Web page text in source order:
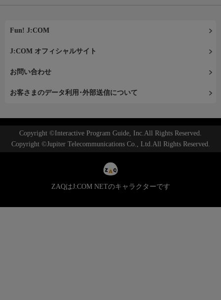
Fun! J:COM
J:COM オフィシャルサイト
お問い合わせ
お客さまのデータ利用･外部送信について
Copyright ©Interactive Program Guide, Inc.All Rights Reserved.
Copyright ©Jupiter Telecommunications Co., Ltd.All Rights Reserved.
ZAQはJ:COM NETのキャラクターです